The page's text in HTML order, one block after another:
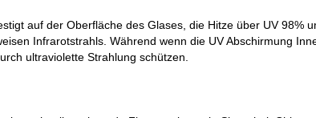
auf der Oberfläche des Glases, die Hitze über UV
Infrarotstrahls. Während wenn die UV Abschirmung
ultraviolette Strahlung schützen.